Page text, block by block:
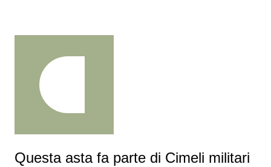
Questa asta fa parte di Cimeli militari